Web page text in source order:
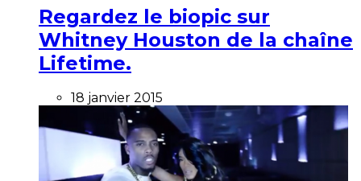
Regardez le biopic sur
Whitney Houston de la chaîne
Lifetime.
18 janvier 2015